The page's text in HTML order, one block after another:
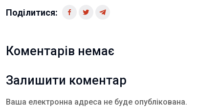
Поділитися:
Коментарів немає
Залишити коментар
Ваша електронна адреса не буде опублікована.